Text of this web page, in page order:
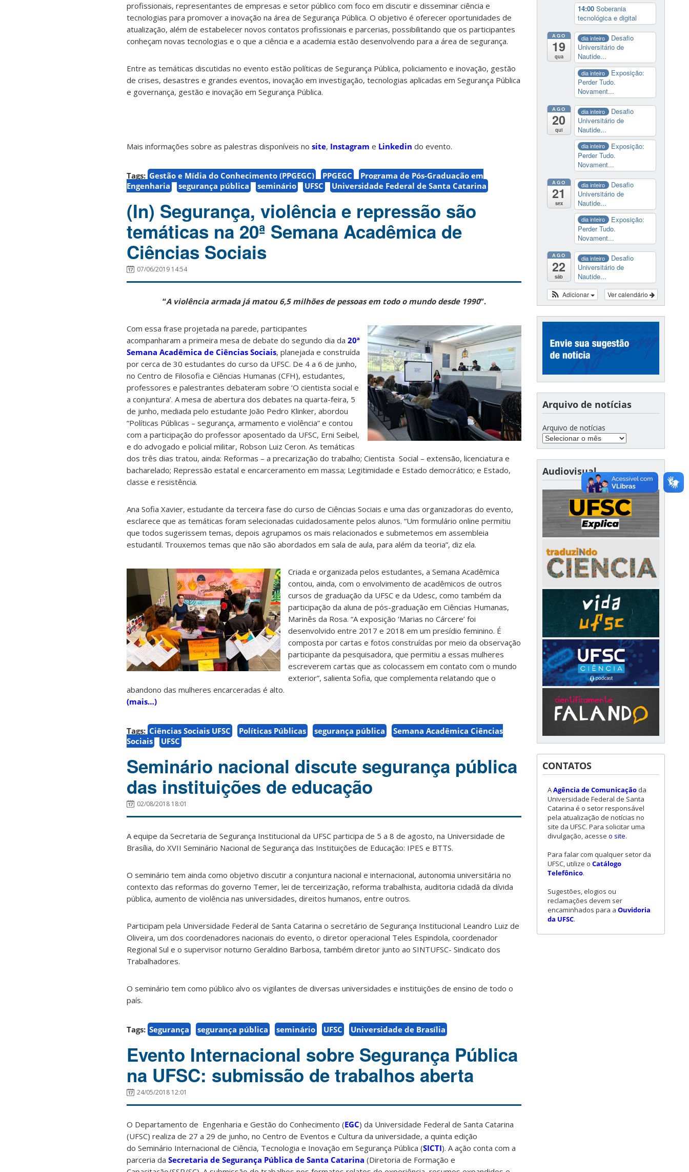
profissionais, representantes de empresas e setor público com foco em discutir e disseminar ciência e
tecnologias para promover a inovação na área de Segurança Pública. O objetivo é oferecer oportunidades de
atualização, além de estabelecer novos contatos profissionais e parcerias, possibilitando que os participantes
conheçam novas tecnologias e o que a ciência e a academia estão desenvolvendo para a área de segurança.
Entre as temáticas discutidas no evento estão políticas de Segurança Pública, policiamento e inovação, gestão
de crises, desastres e grandes eventos, inovação em investigação, tecnologias aplicadas em Segurança Pública
e governança, gestão e inovação em Segurança Pública.
Mais informações sobre as palestras disponíveis no site, Instagram e Linkedin do evento.
Tags: Gestão e Mídia do Conhecimento (PPGEGC) PPGEGC
Programa de Pós-Graduação em
Engenharia
segurança pública seminário UFSC Universidade Federal de Santa Catarina
(In) Segurança, violência e repressão são
temáticas na 20ª Semana Acadêmica de
Ciências Sociais
07/06/2019 14:54
“A violência armada já matou 6,5 milhões de pessoas em todo o mundo desde 1990”.
Com essa frase projetada na parede, participantes
acompanharam a primeira mesa de debate do segundo dia da 20ª
Semana Acadêmica de Ciências Sociais, planejada e construída
por cerca de 30 estudantes do curso da UFSC. De 4 a 6 de junho,
no Centro de Filosofia e Ciências Humanas (CFH), estudantes,
professores e palestrantes debateram sobre ‘O cientista social e
a conjuntura’. A mesa de abertura dos debates na quarta-feira, 5
de junho, mediada pelo estudante João Pedro Klinker, abordou
“Políticas Públicas – segurança, armamento e violência” e contou
com a participação do professor aposentado da UFSC, Erni Seibel,
e do advogado e policial militar, Robson Luiz Ceron. As temáticas
dos três dias tratou, ainda: Reformas – a precarização do trabalho; Cientista Social – extensão, licenciatura e
bacharelado; Repressão estatal e encarceramento em massa; Legitimidade e Estado democrático; e Estado,
classe e resistência.
Ana Sofia Xavier, estudante da terceira fase do curso de Ciências Sociais e uma das organizadoras do evento,
esclarece que as temáticas foram selecionadas cuidadosamente pelos alunos. “Um formulário online permitiu
que todos sugerissem temas, depois agrupamos os mais relacionados e submetemos em assembleia
estudantil. Trouxemos temas que não são abordados em sala de aula, para além da teoria”, diz ela.
Criada e organizada pelos estudantes, a Semana Acadêmica
contou, ainda, com o envolvimento de acadêmicos de outros
cursos de graduação da UFSC e da Udesc, como também da
participação da aluna de pós-graduação em Ciências Humanas,
Marinês da Rosa. “A exposição ‘Marias no Cárcere’ foi
desenvolvido entre 2017 e 2018 em um presídio feminino. É
composta por cartas e fotos construídas por meio da observação
participante da pesquisadora, que permitiu a essas mulheres
escreverem cartas que as colocassem em contato com o mundo
exterior”, salienta Sofia, que complementa relatando que o
abandono das mulheres encarceradas é alto.
(mais…)
Tags: Ciências Sociais UFSC Políticas Públicas segurança pública
Semana Acadêmica Ciências
Sociais
UFSC
Seminário nacional discute segurança pública
das instituições de educação
02/08/2018 18:01
A equipe da Secretaria de Segurança Institucional da UFSC participa de 5 a 8 de agosto, na Universidade de
Brasília, do XVII Seminário Nacional de Segurança das Instituições de Educação: IPES e BTTS.
O seminário tem ainda como objetivo discutir a conjuntura nacional e internacional, autonomia universitária no
contexto das reformas do governo Temer, lei de terceirização, reforma trabalhista, auditoria cidadã da dívida
pública, aumento de violência nas universidades, direitos humanos, entre outros.
Participam pela Universidade Federal de Santa Catarina o secretário de Segurança Institucional Leandro Luiz de
Oliveira, um dos coordenadores nacionais do evento, o diretor operacional Teles Espindola, coordenador
Regional Sul e o supervisor noturno Geraldino Barbosa, também diretor junto ao SINTUFSC- Sindicato dos
Trabalhadores.
O seminário tem como público alvo os vigilantes de diversas universidades e instituições de ensino de todo o
país.
Tags: Segurança segurança pública seminário UFSC Universidade de Brasília
Evento Internacional sobre Segurança Pública
na UFSC: submissão de trabalhos aberta
24/05/2018 12:01
O Departamento de Engenharia e Gestão do Conhecimento (EGC) da Universidade Federal de Santa Catarina
(UFSC) realiza de 27 a 29 de junho, no Centro de Eventos e Cultura da universidade, a quinta edição
do Seminário Internacional de Ciência, Tecnologia e Inovação em Segurança Pública (SICTI). A ação conta com a
parceria da Secretaria de Segurança Pública de Santa Catarina (Diretoria de Formação e
14:00 Soberania
tecnológica e digital
AGO
19
qua
dia inteiro
Desafio
Universitário de
Nautide...
dia inteiro
Exposição:
Perder Tudo.
Novament...
AGO
20
qui
dia inteiro
Desafio
Universitário de
Nautide...
dia inteiro
Exposição:
Perder Tudo.
Novament...
AGO
21
sex
dia inteiro
Desafio
Universitário de
Nautide...
dia inteiro
Exposição:
Perder Tudo.
Novament...
AGO
22
sáb
dia inteiro
Desafio
Universitário de
Nautide...
Ver calendário
Adicionar
Arquivo de notícias
Arquivo de notícias
Audiovisual
CONTATOS
AAgência de Comunicação da
Universidade Federal de Santa
Catarina é o setor responsável
pela atualização de notícias no
site da UFSC. Para solicitar uma
divulgação, acesse o site.
Para falar com qualquer setor da
UFSC, utilize o Catálogo
Telefônico.
Sugestões, elogios ou
reclamações devem ser
encaminhados para a Ouvidoria
da UFSC.